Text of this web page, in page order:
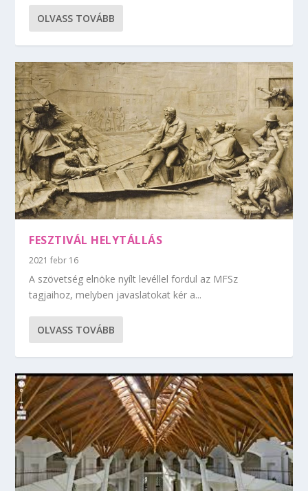
OLVASS TOVÁBB
FESZTIVÁL HELYTÁLLÁS
2021 febr 16
A szövetség elnöke nyílt levéllel fordul az MFSz
tagjaihoz, melyben javaslatokat kér a...
OLVASS TOVÁBB